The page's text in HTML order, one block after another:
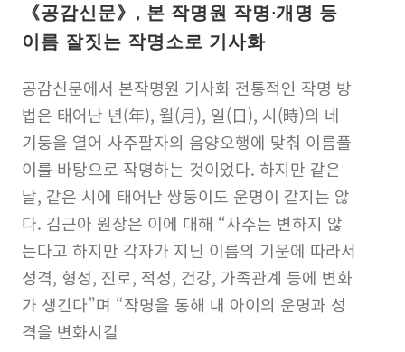
《공감신문》, 본 작명원 작명·개명 등
이름 잘짓는 작명소로 기사화
공감신문에서 본작명원 기사화 전통적인 작명 방
법은 태어난 년(年), 월(月), 일(日), 시(時)의 네
기둥을 열어 사주팔자의 음양오행에 맞춰 이름풀
이를 바탕으로 작명하는 것이었다. 하지만 같은
날, 같은 시에 태어난 쌍둥이도 운명이 같지는 않
다. 김근아 원장은 이에 대해 “사주는 변하지 않
는다고 하지만 각자가 지닌 이름의 기운에 따라서
성격, 형성, 진로, 적성, 건강, 가족관계 등에 변화
가 생긴다”며 “작명을 통해 내 아이의 운명과 성
격을 변화시킬